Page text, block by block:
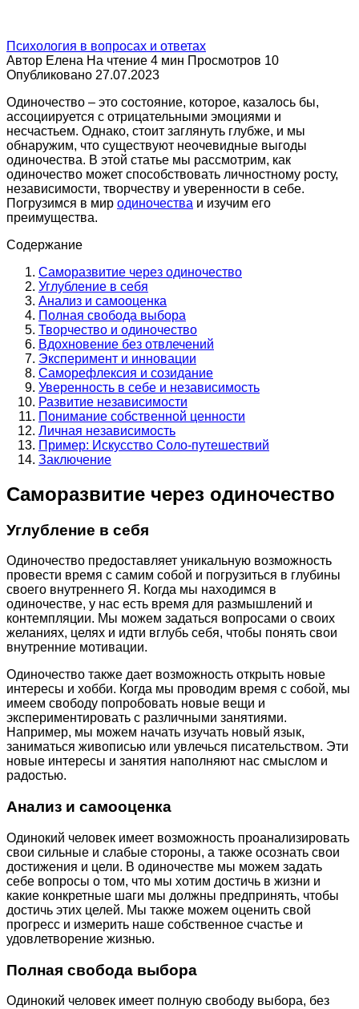
Психология в вопросах и ответах
Автор Елена На чтение 4 мин Просмотров 10
Опубликовано 27.07.2023
Одиночество – это состояние, которое, казалось бы,
ассоциируется с отрицательными эмоциями и
несчастьем. Однако, стоит заглянуть глубже, и мы
обнаружим, что существуют неочевидные выгоды
одиночества. В этой статье мы рассмотрим, как
одиночество может способствовать личностному росту,
независимости, творчеству и уверенности в себе.
Погрузимся в мир одиночества и изучим его
преимущества.
Содержание
Саморазвитие через одиночество
Углубление в себя
Анализ и самооценка
Полная свобода выбора
Творчество и одиночество
Вдохновение без отвлечений
Эксперимент и инновации
Саморефлексия и созидание
Уверенность в себе и независимость
Развитие независимости
Понимание собственной ценности
Личная независимость
Пример: Искусство Соло-путешествий
Заключение
Саморазвитие через одиночество
Углубление в себя
Одиночество предоставляет уникальную возможность
провести время с самим собой и погрузиться в глубины
своего внутреннего Я. Когда мы находимся в
одиночестве, у нас есть время для размышлений и
контемпляции. Мы можем задаться вопросами о своих
желаниях, целях и идти вглубь себя, чтобы понять свои
внутренние мотивации.
Одиночество также дает возможность открыть новые
интересы и хобби. Когда мы проводим время с собой, мы
имеем свободу попробовать новые вещи и
экспериментировать с различными занятиями.
Например, мы можем начать изучать новый язык,
заниматься живописью или увлечься писательством. Эти
новые интересы и занятия наполняют нас смыслом и
радостью.
Анализ и самооценка
Одинокий человек имеет возможность проанализировать
свои сильные и слабые стороны, а также осознать свои
достижения и цели. В одиночестве мы можем задать
себе вопросы о том, что мы хотим достичь в жизни и
какие конкретные шаги мы должны предпринять, чтобы
достичь этих целей. Мы также можем оценить свой
прогресс и измерить наше собственное счастье и
удовлетворение жизнью.
Полная свобода выбора
Одинокий человек имеет полную свободу выбора, без